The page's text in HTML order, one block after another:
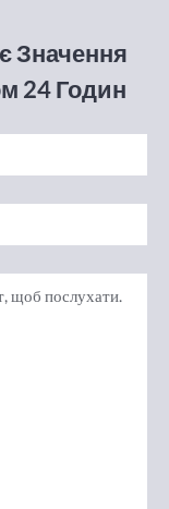
Значення
24 Годин